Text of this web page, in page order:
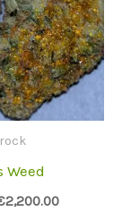
Weed
2,200.00